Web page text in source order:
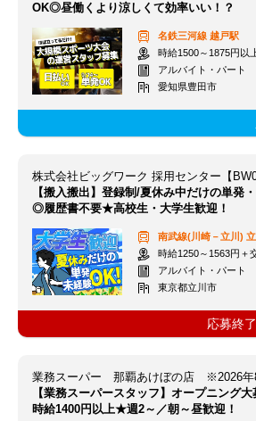
OK◎昼働くより涼しくて効率いい！？
名鉄三河線 越戸駅
時給1500～1875円以
アルバイト・パート
愛知県豊田市
【搬入搬出】登録制/夏休み中だけの単発
◎履歴書不要★高校生・大学生歓迎！
南武線(川崎－立川)
時給1250～1563円＋
アルバイト・パート
東京都立川市
応募終
【業務スーパースタッフ】オープニング
時給1400円以上★週2～／朝～昼歓迎！